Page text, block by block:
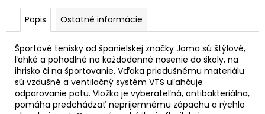
Popis Ostatné informácie
Športové tenisky od španielskej značky Joma sú štýlové,
ľahké a pohodlné na každodenné nosenie do školy, na
ihrisko či na športovanie. Vďaka priedušnému materiálu
sú vzdušné a ventilačný systém VTS uľahčuje
odparovanie potu. Vložka je vyberateľná, antibakteriálna,
pomáha predchádzať nepríjemnému zápachu a rýchlo